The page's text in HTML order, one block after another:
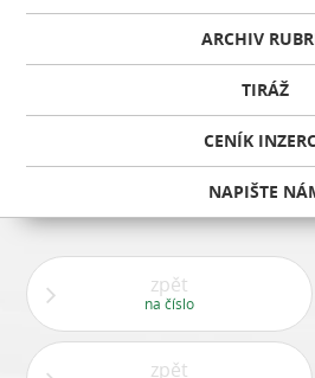
ARCHIV
TIRÁŽ
CENÍK
NAPIŠTE
zpět
na číslo
zpět